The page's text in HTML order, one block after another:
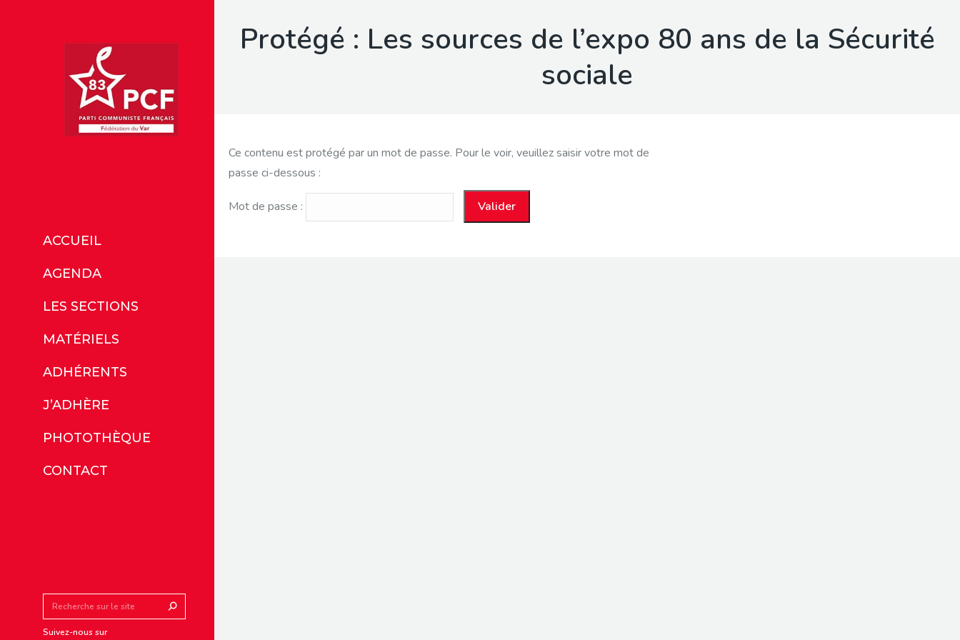
ACCUEIL
AGENDA
LES SECTIONS
MATÉRIELS
ADHÉRENTS
J’ADHÈRE
PHOTOTHÈQUE
CONTACT
Search:
Suivez-nous sur
Protégé : Les sources de l’expo 80 ans de la Sécurité
sociale
Ce contenu est protégé par un mot de passe. Pour le voir, veuillez saisir votre mot de
passe ci-dessous :
Mot de passe :